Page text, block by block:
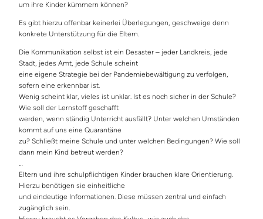
um ihre Kinder kümmern können?
Es gibt hierzu offenbar keinerlei Überlegungen, geschweige denn
konkrete Unterstützung für die Eltern.
Die Kommunikation selbst ist ein Desaster – jeder Landkreis, jede
Stadt, jedes Amt, jede Schule scheint
eine eigene Strategie bei der Pandemiebewältigung zu verfolgen,
sofern eine erkennbar ist.
Wenig scheint klar, vieles ist unklar. Ist es noch sicher in der Schule?
Wie soll der Lernstoff geschafft
werden, wenn ständig Unterricht ausfällt? Unter welchen Umständen
kommt auf uns eine Quarantäne
zu? Schließt meine Schule und unter welchen Bedingungen? Wie soll
dann mein Kind betreut werden?
…
Eltern und ihre schulpflichtigen Kinder brauchen klare Orientierung.
Hierzu benötigen sie einheitliche
und eindeutige Informationen. Diese müssen zentral und einfach
zugänglich sein.